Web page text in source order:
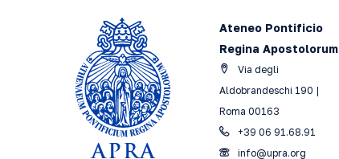
Ateneo Pontificio
Regina Apostolorum
Via degli
Aldobrandeschi 190 |
Roma 00163
+39 06 91.68.91
info@upra.org